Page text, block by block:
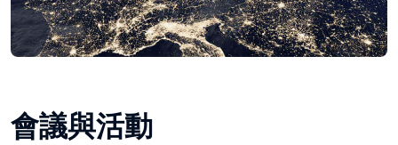
會議與活動